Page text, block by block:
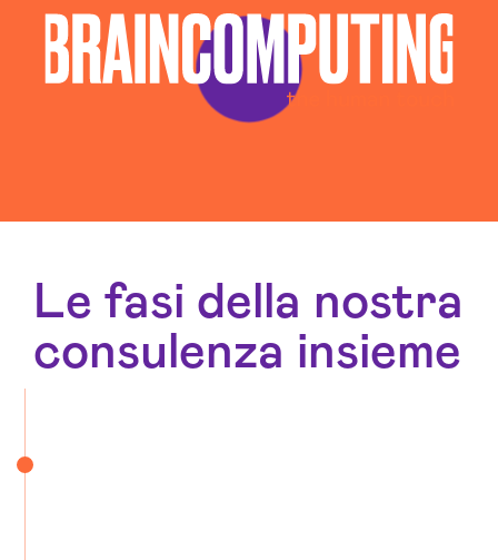
Le fasi della nostra
consulenza insieme